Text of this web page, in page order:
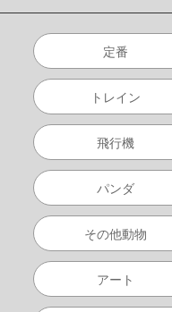
定番
トレイン
飛行機
パンダ
その他動物
アート